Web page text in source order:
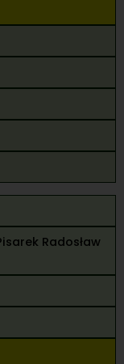
Radosław